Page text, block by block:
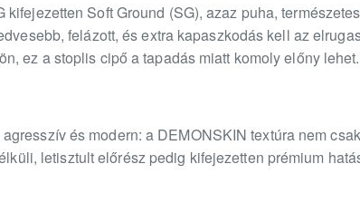
kifejezetten Soft Ground (SG), azaz puha,
felázott, és extra kapaszkodás kell az
ez a stoplis cipő a tapadás miatt komoly előny lehet.
és modern: a DEMONSKIN textúra nem
letisztult előrész pedig kifejezetten prémium